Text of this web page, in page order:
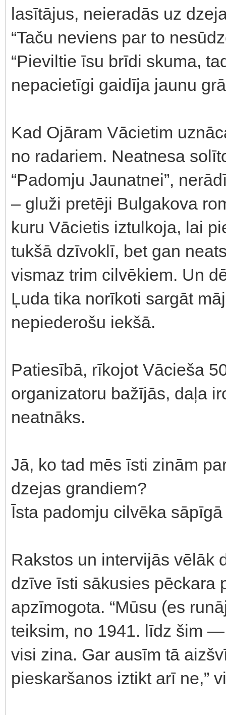
lasītājus, neieradās uz
“Taču neviens par to
“Pieviltie īsu brīdi skuma,
nepacietīgi gaidīja jaunu
Kad Ojāram Vācietim
no radariem. Neatnesa
“Padomju Jaunatnei”,
– gluži pretēji Bulgakova
kuru Vācietis iztulkoja, lai
tukšā dzīvoklī, bet gan
vismaz trim cilvēkiem. Un
Ļuda tika norīkoti sargāt
nepiederošu iekšā.
Patiesībā, rīkojot Vācieša
organizatoru bažījās, daļa
neatnāks.
Jā, ko tad mēs īsti zinām
dzejas grandiem?
Īsta padomju cilvēka
Rakstos un intervijās vēlāk
dzīve īsti sākusies pēckara
apzīmogota. “Mūsu (es
teiksim, no 1941. līdz šim
visi zina. Gar ausīm tā
pieskaršanos iztikt arī ne,”